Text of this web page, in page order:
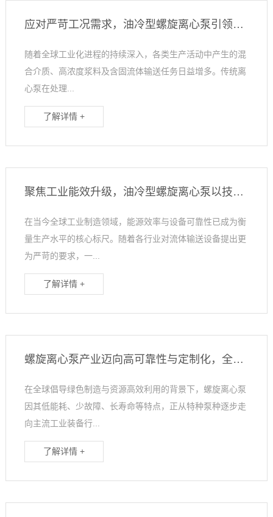
应对严苛工况需求，油冷型螺旋离心泵引领高含固率输送新趋势
随着全球工业化进程的持续深入，各类生产活动中产生的混
合介质、高浓度浆料及含固流体输送任务日益增多。传统离
心泵在处理...
了解详情 +
聚焦工业能效升级，油冷型螺旋离心泵以技术优势破解高损耗难题
在当今全球工业制造领域，能源效率与设备可靠性已成为衡
量生产水平的核心标尺。随着各行业对流体输送设备提出更
为严苛的要求，一...
了解详情 +
螺旋离心泵产业迈向高可靠性与定制化，全生命周期服务成发展新方向
在全球倡导绿色制造与资源高效利用的背景下，螺旋离心泵
因其低能耗、少故障、长寿命等特点，正从特种泵种逐步走
向主流工业装备行...
了解详情 +